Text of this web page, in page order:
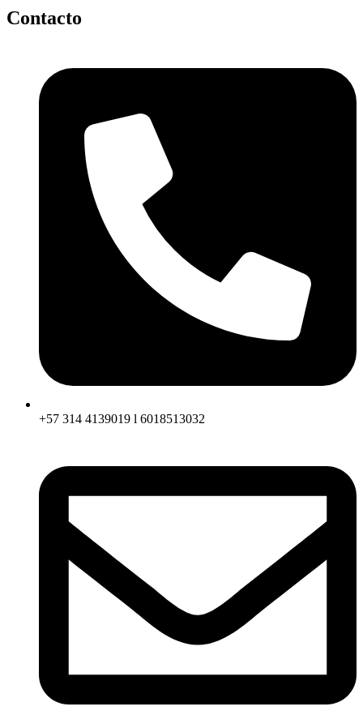
Contacto
+57 314 4139019 l 6018513032